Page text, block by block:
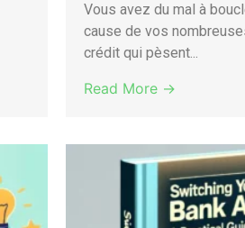
Vous avez du mal à
cause de vos
crédit qui pèsent...
Read More →